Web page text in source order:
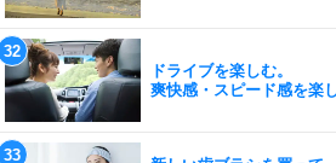
ドライブを楽しむ。
爽快感・スピード感を楽